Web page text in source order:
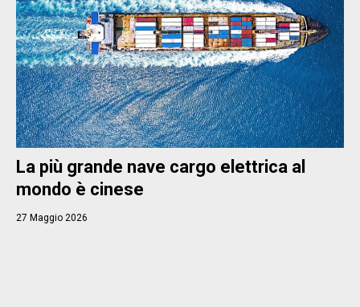
La più grande nave cargo elettrica al
mondo è cinese
27 Maggio 2026